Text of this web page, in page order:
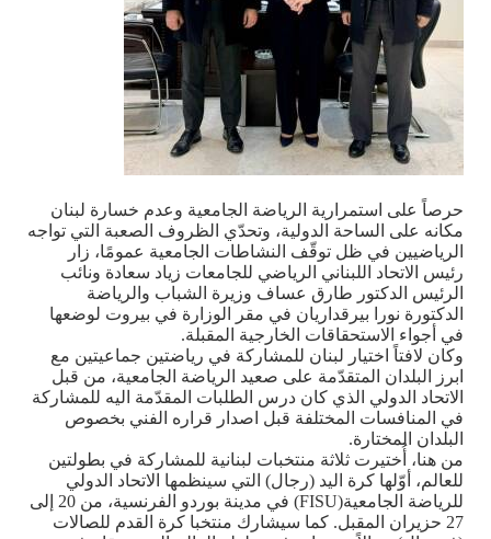
حرصاً على استمرارية الرياضة الجامعية وعدم خسارة لبنان
مكانه على الساحة الدولية، وتحدّي الظروف الصعبة التي تواجه
الرياضيين في ظل توقّف النشاطات الجامعية عمومًا، زار
رئيس الاتحاد اللبناني الرياضي للجامعات زياد سعادة ونائب
الرئيس الدكتور طارق عساف وزيرة الشباب والرياضة
الدكتورة نورا بيرقداريان في مقر الوزارة في بيروت لوضعها
في أجواء الاستحقاقات الخارجية المقبلة.
وكان لافتاً اختيار لبنان للمشاركة في رياضتين جماعيتين مع
ابرز البلدان المتقدّمة على صعيد الرياضة الجامعية، من قبل
الاتحاد الدولي الذي كان درس الطلبات المقدّمة اليه للمشاركة
في المنافسات المختلفة قبل اصدار قراره الفني بخصوص
البلدان المختارة.
من هنا، أُختيرت ثلاثة منتخبات لبنانية للمشاركة في بطولتين
للعالم، أوّلها كرة اليد (رجال) التي سينظمها الاتحاد الدولي
للرياضة الجامعية(FISU)
في مدينة بوردو الفرنسية، من 20 إلى
27 حزيران المقبل. كما سيشارك منتخبا كرة القدم للصالات